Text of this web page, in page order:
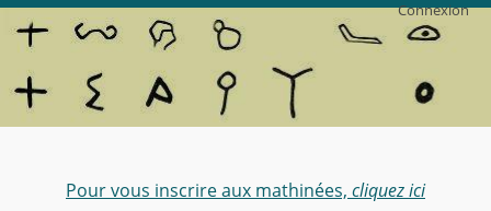
Connexion
Pour vous inscrire aux mathinées, cliquez ici